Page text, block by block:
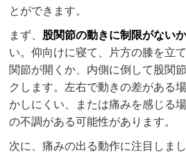
とができます。
まず、 股関節の動きに制限がない
い。仰向けに寝て、片方の膝を立
関節が開くか、内側に倒して股関
クします。左右で動きの差がある
かしにくい、または痛みを感じる
の不調がある可能性があります。
次に、痛みの出る動作に注目しま